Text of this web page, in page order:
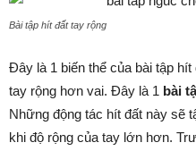
Bài tập hít đất tay rộng
Đây là 1 biến thể của bài tập
tay rộng hơn vai. Đây là 1 bài
Những động tác hít đất này sẽ
khi độ rộng của tay lớn hơn.